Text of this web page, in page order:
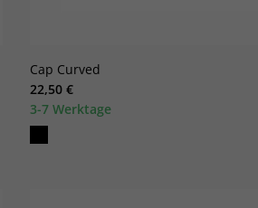
Cap Curved
22,50 €
3-7 Werktage